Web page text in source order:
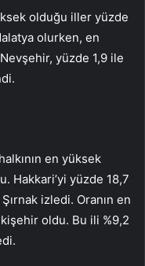
olduğu iller yüzde
olurken, en
yüzde 1,9 ile
en yüksek
Hakkari’yi yüzde 18,7
izledi. Oranın en
oldu. Bu ili %9,2